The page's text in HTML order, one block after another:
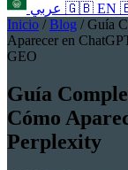
عربي 🇬🇧 EN
Inicio / Blog / Guía
Aparecer en
GEO
Guía
Cómo
Perplexity